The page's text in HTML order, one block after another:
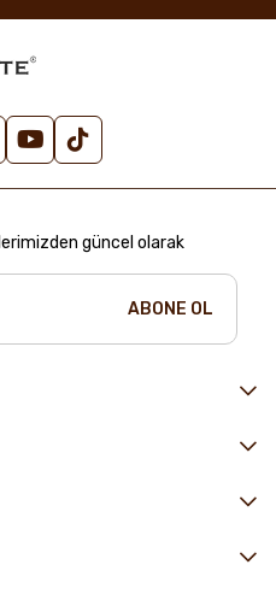
güncel olarak
ABONE OL